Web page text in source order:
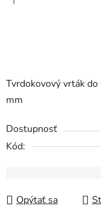
Tvrdokovový vrták
mm
Dostupnosť
Kód:
Opýtať sa